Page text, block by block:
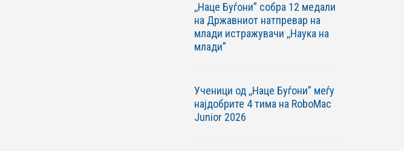
,,Наце Буѓони” собра 12 медали
на Државниот натпревар на
млади истражувачи ,,Наука на
млади”
Ученици од ,,Наце Буѓони” меѓу
најдобрите 4 тима на RoboМac
Junior 2026